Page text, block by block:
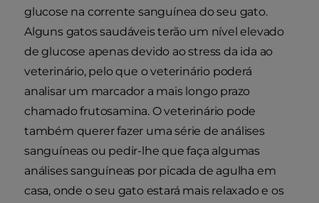
glucose na corrente sanguínea do seu gato.
Alguns gatos saudáveis terão um nível elevado
de glucose apenas devido ao stress da ida ao
veterinário, pelo que o veterinário poderá
analisar um marcador a mais longo prazo
chamado frutosamina. O veterinário pode
também querer fazer uma série de análises
sanguíneas ou pedir-lhe que faça algumas
análises sanguíneas por picada de agulha em
casa, onde o seu gato estará mais relaxado e os